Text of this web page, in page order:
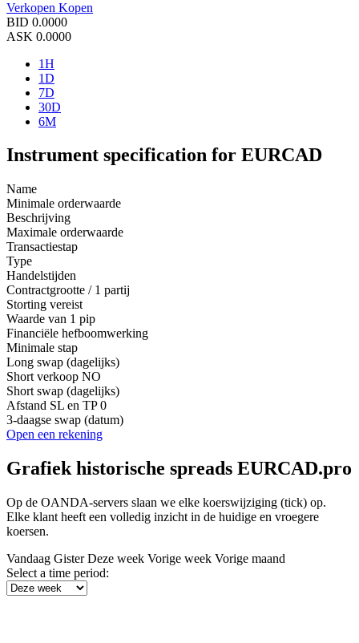
Verkopen Kopen
BID 0.0000
ASK 0.0000
1H
1D
7D
30D
6M
Instrument specification for EURCAD
Name
Minimale orderwaarde
Beschrijving
Maximale orderwaarde
Transactiestap
Type
Handelstijden
Contractgrootte / 1 partij
Storting vereist
Waarde van 1 pip
Financiële hefboomwerking
Minimale stap
Long swap (dagelijks)
Short verkoop NO
Short swap (dagelijks)
Afstand SL en TP 0
3-daagse swap (datum)
Open een rekening
Grafiek historische spreads EURCAD.pro
Op de OANDA-servers slaan we elke koerswijziging (tick) op.
Elke klant heeft een volledig inzicht in de huidige en vroegere
koersen.
Vandaag GisterDeze week Vorige week Vorige maand
Select a time period: